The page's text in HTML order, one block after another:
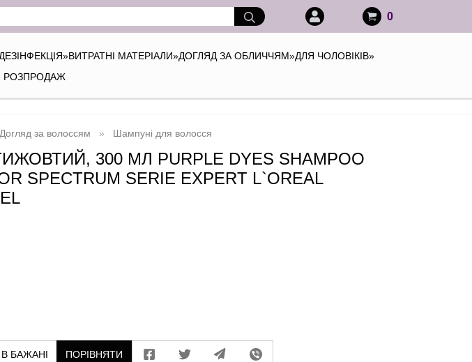
0
»ВИТРАТНІ МАТЕРІАЛИ»ДОГЛЯД ЗА ОБЛИЧЧЯМ»ДЛЯ ЧОЛОВІКІВ»
РОЗПРОДАЖ
Догляд за волоссям Шампуні для волосся
300 МЛ PURPLE DYES SHAMPOO
SPECTRUM SERIE EXPERT L`OREAL
В БАЖАНІ ПОРІВНЯТИ